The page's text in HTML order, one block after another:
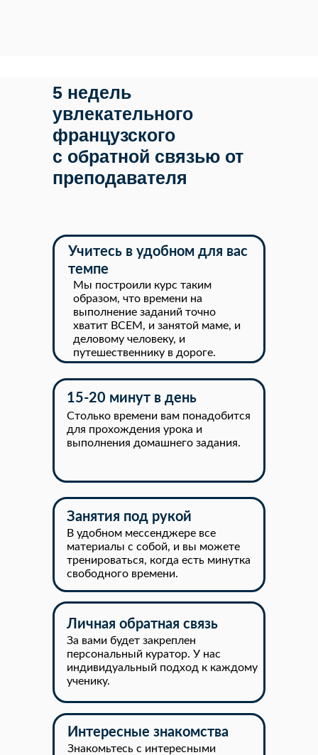
5 недель
увлекательного
французского
с обратной связью от
преподавателя
Мы построили курс таким
образом, что времени на
выполнение заданий точно
хватит ВСЕМ, и занятой маме, и
деловому человеку, и
путешественнику в дороге.
Столько времени вам понадобится
для прохождения урока и
выполнения домашнего задания.
В удобном мессенджере все
материалы с собой, и вы можете
тренироваться, когда есть минутка
свободного времени.
За вами будет закреплен
персональный куратор. У нас
индивидуальный подход к каждому
ученику.
Знакомьтесь с интересными
Учитесь в удобном для вас
темпе
15-20 минут в день
Занятия под рукой
Личная обратная связь
Интересные знакомства